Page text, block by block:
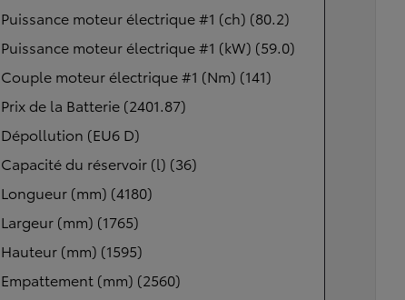
Puissance moteur électrique #1 (ch) (80.2)
Puissance moteur électrique #1 (kW) (59.0)
Couple moteur électrique #1 (Nm) (141)
Prix de la Batterie (2401.87)
Dépollution (EU6 D)
Capacité du réservoir (l) (36)
Longueur (mm) (4180)
Largeur (mm) (1765)
Hauteur (mm) (1595)
Empattement (mm) (2560)